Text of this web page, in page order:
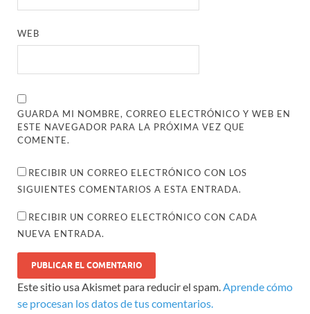
WEB
GUARDA MI NOMBRE, CORREO ELECTRÓNICO Y WEB EN
ESTE NAVEGADOR PARA LA PRÓXIMA VEZ QUE
COMENTE.
RECIBIR UN CORREO ELECTRÓNICO CON LOS
SIGUIENTES COMENTARIOS A ESTA ENTRADA.
RECIBIR UN CORREO ELECTRÓNICO CON CADA
NUEVA ENTRADA.
Este sitio usa Akismet para reducir el spam. Aprende cómo
se procesan los datos de tus comentarios.